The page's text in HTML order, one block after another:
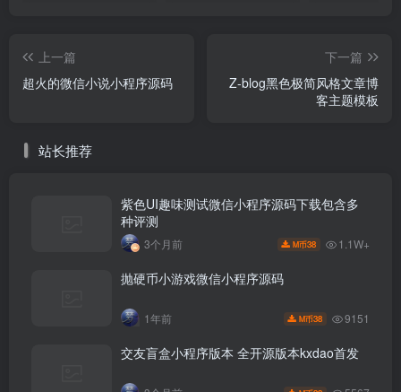
上一篇
超火的微信小说小程序源码
下一篇
Z-blog黑色极简风格文章博
客主题模板
站长推荐
紫色UI趣味测试微信小程序源码下载包含多
种评测
3个月前 M币38 1.1W+
抛硬币小游戏微信小程序源码
1年前 M币38 9151
交友盲盒小程序版本 全开源版本kxdao首发